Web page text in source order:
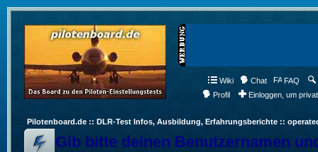
Wiki Chat FAQ
Profil
Einloggen, um
Pilotenboard.de :: DLR-Test Infos, Ausbildung, Erfahrungsberichte ::
Gib bitte deinen Benutzernamen